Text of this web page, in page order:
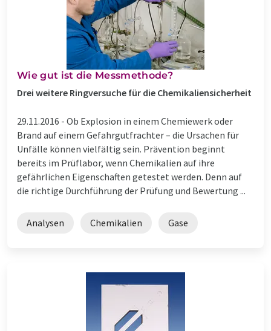
Wie gut ist die Messmethode?
Drei weitere Ringversuche für die Chemikaliensicherheit
29.11.2016 - Ob Explosion in einem Chemiewerk oder
Brand auf einem Gefahrgutfrachter – die Ursachen für
Unfälle können vielfältig sein. Prävention beginnt
bereits im Prüflabor, wenn Chemikalien auf ihre
gefährlichen Eigenschaften getestet werden. Denn auf
die richtige Durchführung der Prüfung und Bewertung ...
Analysen Chemikalien Gase